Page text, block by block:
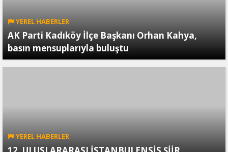
YEREL HABERLER
AK Parti Kadıköy İlçe Başkanı Orhan Kahya,
basın mensuplarıyla buluştu
YEREL HABERLER